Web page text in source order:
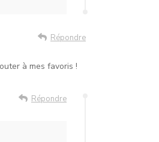
Répondre
à mes favoris !
Répondre